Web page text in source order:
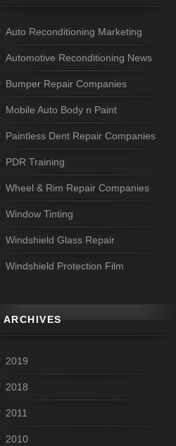
Auto Reconditioning Marketing
Automotive Reconditioning News
Bumper Repair Companies
Mobile Auto Body n Paint
Paintless Dent Repair Companies
PDR Training
Wheel & Rim Repair Companies
Window Tinting
Windshield Glass Repair
Windshield Protection Film
ARCHIVES
2019
2018
2011
2010